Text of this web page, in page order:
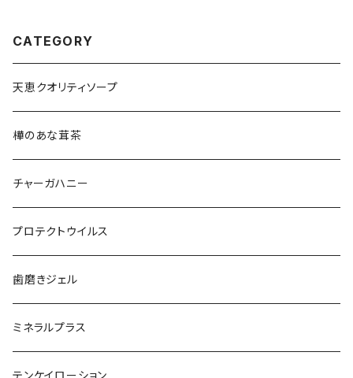
CATEGORY
天恵クオリティソープ
樺のあな茸茶
チャーガハニー
プロテクトウイルス
歯磨きジェル
ミネラルプラス
テンケイローション